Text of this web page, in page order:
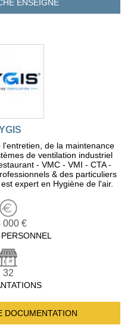
ENSEIGNE
l'entretien, de la maintenance
de ventilation industriel
- VMC - VMI - CTA -
& des particuliers
expert en Hygiène de l'air.
000 €
32
DOCUMENTATION